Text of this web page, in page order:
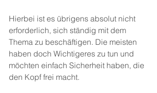
Hierbei ist es übrigens absolut nicht
erforderlich, sich ständig mit dem
Thema zu beschäftigen. Die meisten
haben doch Wichtigeres zu tun und
möchten einfach Sicherheit haben, die
den Kopf frei macht.